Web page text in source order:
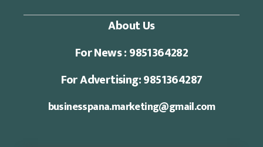
About Us
For News : 9851364282
For Advertising: 9851364287
businesspana.marketing@gmail.com